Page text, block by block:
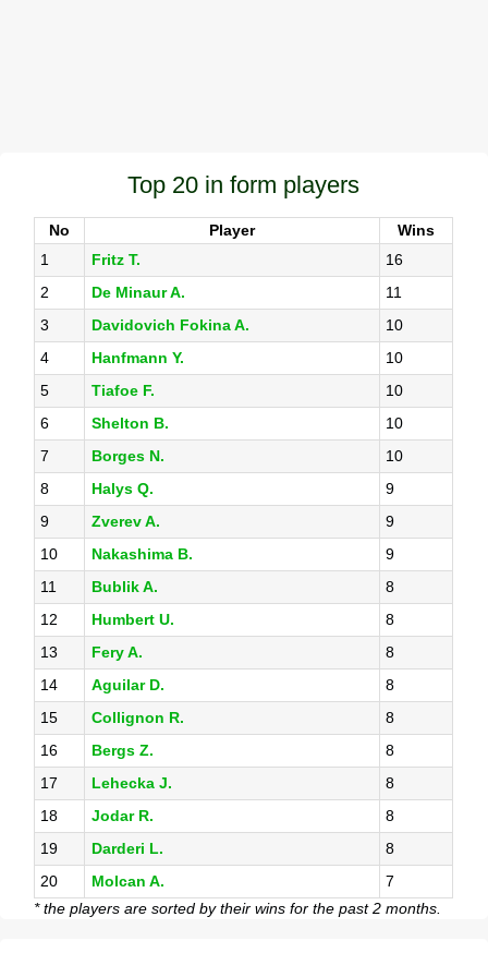
Top 20 in form players
No Player
Wins
1
Fritz T.
16
2
De Minaur A.
11
3
Davidovich Fokina A.
10
4
Hanfmann Y.
10
5
Tiafoe F.
10
6
Shelton B.
10
7
Borges N.
10
8
Halys Q.
9
9
Zverev A.
9
10
Nakashima B.
9
11
Bublik A.
8
12
Humbert U.
8
13
Fery A.
8
14
Aguilar D.
8
15
Collignon R.
8
16
Bergs Z.
8
17
Lehecka J.
8
18
Jodar R.
8
19
Darderi L.
8
20
Molcan A.
7
* the players are sorted by their wins for the past 2 months.